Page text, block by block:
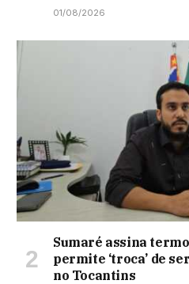
01/08/2026
Sumaré assina
permite ‘troca’ de
no Tocantins